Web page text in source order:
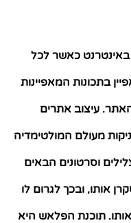
באינטרנט כאשר לכל
בתכונות המאפיינות
האתר. עיצוב אתרים
מעולם המולטימדיה
וסרטונים הבאים
אותו, ובכך לגרום לו
. תוכנת הפלאש היא